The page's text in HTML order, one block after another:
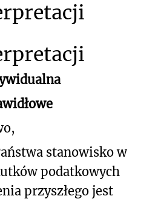
stanowisko w
podatkowych
przyszłego jest